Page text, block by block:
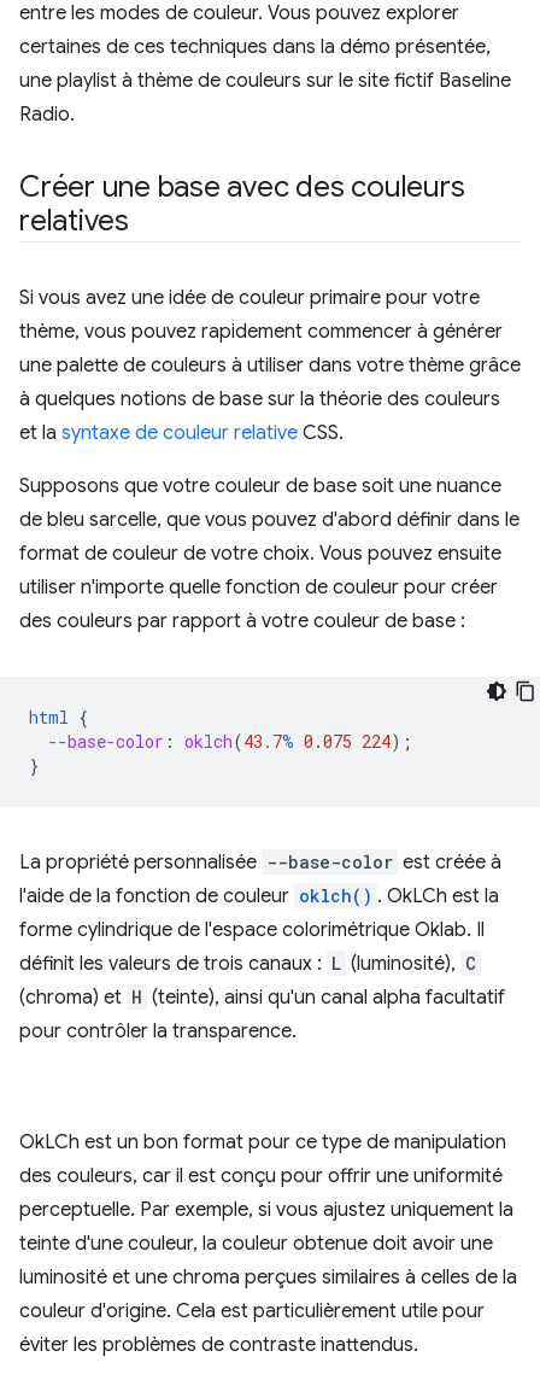
entre les modes de couleur. Vous pouvez explorer
certaines de ces techniques dans la démo présentée,
une playlist à thème de couleurs sur le site fictif Baseline
Radio.
Créer une base avec des couleurs
relatives
Si vous avez une idée de couleur primaire pour votre
thème, vous pouvez rapidement commencer à générer
une palette de couleurs à utiliser dans votre thème grâce
à quelques notions de base sur la théorie des couleurs
et la syntaxe de couleur relative CSS.
Supposons que votre couleur de base soit une nuance
de bleu sarcelle, que vous pouvez d'abord définir dans le
format de couleur de votre choix. Vous pouvez ensuite
utiliser n'importe quelle fonction de couleur pour créer
des couleurs par rapport à votre couleur de base :
html {
--base-color : oklch(43.7% 0.075 224);
}
La propriété personnalisée --base-color est créée à
l'aide de la fonction de couleur oklch() . OkLCh est la
forme cylindrique de l'espace colorimétrique Oklab. Il
définit les valeurs de trois canaux : L (luminosité), C
(chroma) et H (teinte), ainsi qu'un canal alpha facultatif
pour contrôler la transparence.
OkLCh est un bon format pour ce type de manipulation
des couleurs, car il est conçu pour offrir une uniformité
perceptuelle. Par exemple, si vous ajustez uniquement la
teinte d'une couleur, la couleur obtenue doit avoir une
luminosité et une chroma perçues similaires à celles de la
couleur d'origine. Cela est particulièrement utile pour
éviter les problèmes de contraste inattendus.